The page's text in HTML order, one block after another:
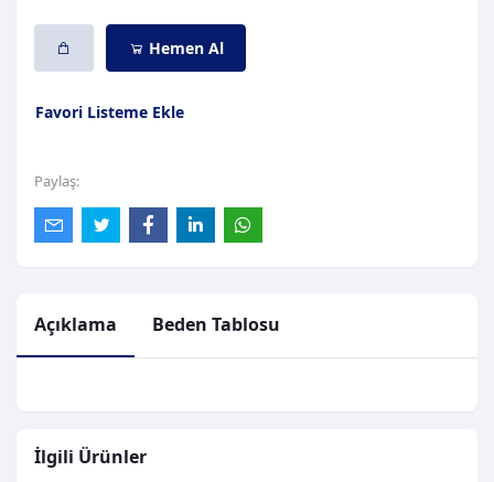
Hemen Al
Favori Listeme Ekle
Paylaş:
Açıklama Beden Tablosu
İlgili Ürünler